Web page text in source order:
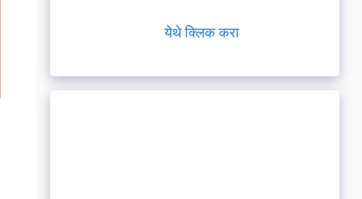
येथे क्लिक करा